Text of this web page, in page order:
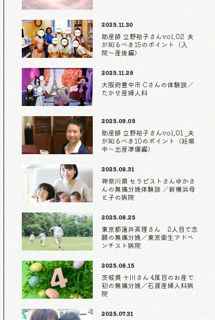
2025.11.30
助産師 立野裕子さんvol.02 夫
が知るべき15のポイント（入
院〜産後編）
2025.11.29
大阪府豊中市 Cさんの体験談／
たかせ産婦人科
2025.09.05
助産師 立野裕子さんvol.01 _夫
が知るべき10のポイント（妊娠
中〜出産準備編）
2025.08.31
神奈川県 セラピストさんゆかさ
んの無痛分娩体験談 ／新横浜母
と子の病院
2025.08.25
東京都蓮井英理さん 3人目で念
願の無痛分娩／東京衛生アドベ
ンチスト病院
2025.08.15
茨城県 十川さん 4度目のお産で
初の無痛分娩／石渡産婦人科病
院
2025.07.31